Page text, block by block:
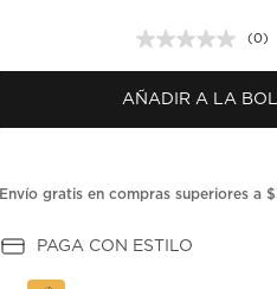
Sin
en
la
(0)
AÑADIR A LA
Envío gratis en compras superiores a
PAGA CON ESTILO